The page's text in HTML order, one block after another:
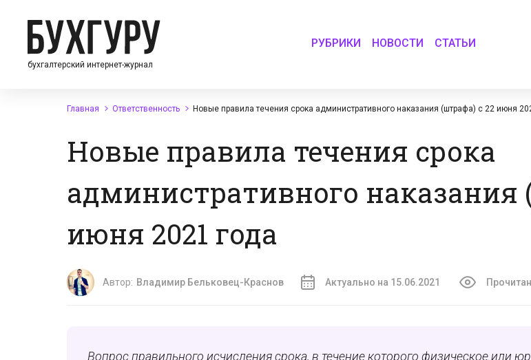
бухгалтерский интернет-журнал
РУБРИКИ НОВОСТИ СТАТЬИ
Главная Ответственность Новые правила течения срока административного наказания (штрафа) с 22 июня
Новые правила течения срока
административного наказания
июня 2021 года
Автор: Владимир Бельковец-Краснов Актуально на 15.06.2021
Вопрос правильного исчисления срока, в течение которого физическое или